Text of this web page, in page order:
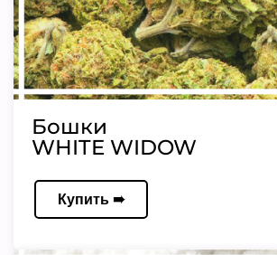
Бошки
WHITE WIDOW
Купить ➠